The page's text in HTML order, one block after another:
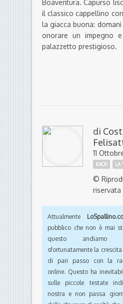
Boaventura. Capurso
il classico cappellino
la giacca buona: domani
onorare un impegno
palazzetto prestigioso.
di
11
KAOS
©
riservata
Attualmente
pubblico che non è mai
questo andiamo
sfortunatamente la
di pari passo con la
online. Questo ha
sulle piccole testate
nostra e non passa